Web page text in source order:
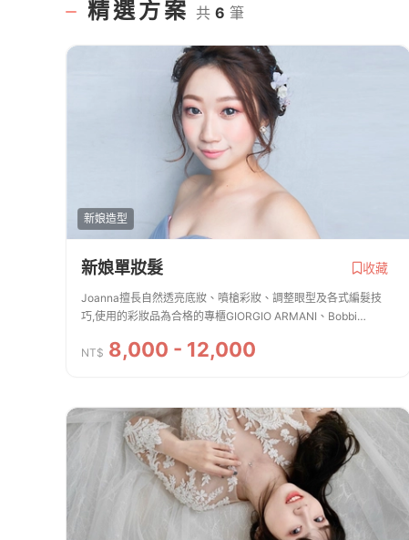
精選方案 共 6 筆
新娘造型
新娘單妝髮 收藏
Joanna擅長自然透亮底妝、噴槍彩妝、調整眼型及各式編髮技
巧,使用的彩妝品為合格的專櫃GIORGIO ARMANI、Bobbi
Kevyn Aucoin、BECCA 、mac... 採用的飾品都是手工...
NT$ 8,000 - 12,000